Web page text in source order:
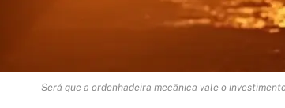
Será que a ordenhadeira mecânica vale o